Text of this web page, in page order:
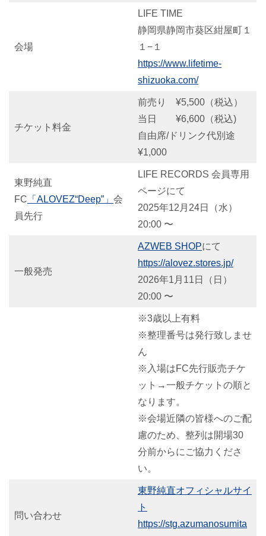
会場
LIFE TIME
静岡県静岡市葵区紺屋町１
１−１
https://www.lifetime-
shizuoka.com/
チケット料金
前売り ¥5,500（税込）
当日 ¥6,600（税込)
自由席/ドリンク代別途
¥1,000
東野純直
FC 「ALOVEZ“Deep”」 会
員先行
LIFE RECORDS 会員専用
ページにて
2025年12月24日（水）
20:00 〜
一般発売
AZWEB SHOPにて
https://alovez.stores.jp/
2026年1月11日（日）
20:00 〜
※3歳以上有料
※整理番号は発行致しませ
ん
※入場はFC先行販売チケ
ット→一般チケットの順と
なります。
※会場近隣の皆様へのご配
慮のため、整列は開場30
分前からにご協力くださ
い。
問い合わせ
東野純直オフィシャルサイ
ト
https://stg.azumanosumita